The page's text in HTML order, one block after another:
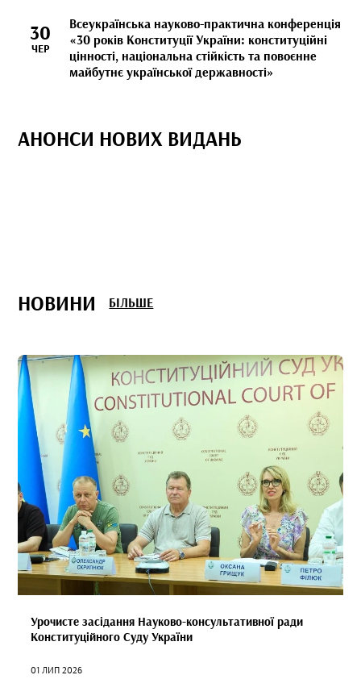
30
ЧЕР
Всеукраїнська науково-практична конференція
«30 років Конституції України: конституційні
цінності, національна стійкість та повоєнне
майбутнє української державності»
АНОНСИ НОВИХ ВИДАНЬ
НОВИНИ БІЛЬШЕ
Урочисте засідання Науково-консультативної ради
Конституційного Суду України
01 ЛИП 2026